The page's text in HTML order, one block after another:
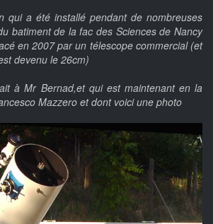
qui a été installé pendant de nombreuses
batiment de la fac des Sciences de Nancy
en 2007 par un télescope commercial (et
devenu le 26cm)
à Mr Bernad,et qui est maintenant en la
Mazzero et dont voici une photo